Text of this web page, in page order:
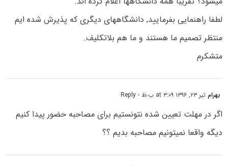
لطفا راهنمایی بفرمایید, دانشگاههای دیگری که پذیرش شده ایم
منتظر تصمیم ما هستند و ما هم بلاتکلیف.
متشکرم
بهرام تیر ۲۳, ۱۳۹۶ at ۳:۰۹ ب٫ظ - Reply
اگر در مهلت تعیین شده نتونستیم برای مصاحبه حضور پیدا کنیم
دیگه واقعا نمیتونیم مصاحبه بدیم ؟؟